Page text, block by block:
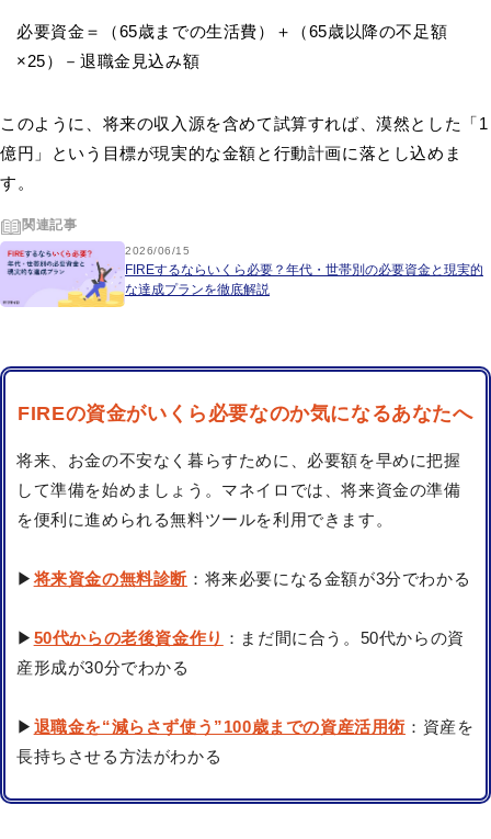
必要資金＝（65歳までの生活費）＋（65歳以降の不足額
×25）－退職金見込み額
このように、将来の収入源を含めて試算すれば、漠然とした「1
億円」という目標が現実的な金額と行動計画に落とし込めま
す。
関連記事
2026/06/15
FIREするならいくら必要？年代・世帯別の必要資金と現実的
な達成プランを徹底解説
FIREの資金がいくら必要なのか気になるあなたへ
将来、お金の不安なく暮らすために、必要額を早めに把握
して準備を始めましょう。マネイロでは、将来資金の準備
を便利に進められる無料ツールを利用できます。
▶将来資金の無料診断 ：将来必要になる金額が3分でわかる
▶ 50代からの老後資金作り ：まだ間に合う。50代からの資
産形成が30分でわかる
▶ 退職金を“減らさず使う”100歳までの資産活用術 ：資産を
長持ちさせる方法がわかる